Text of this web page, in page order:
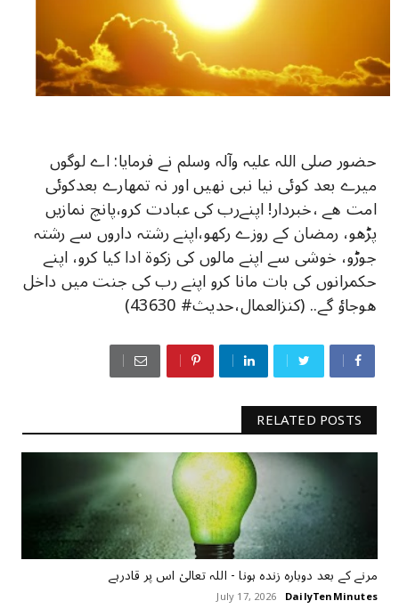
حضور‎ ‎صلی اللہ علیہ وآلہ وسلم نے فرمایا:‎ ‎اے لوگوں
میرے‎ ‎بعد کوئی نیا نبی نھیں اور نہ تمھارے‎ ‎بعدکوئی
امت ھے ،خبردار! اپنےرب کی عبادت کرو،پانچ نمازیں
پڑھو، رمضان کے روزے‎ ‎رکھو،اپنے رشتہ داروں سے رشتہ
جوڑو، خوشی سے‎ ‎اپنے مالوں کی‎ ‎زکوۃ ادا کیا‎ ‎کرو، اپنے
حکمرانوں کی بات مانا‎ ‎کرو اپنے‎ ‎رب کی جنت میں داخل
ھوجاؤ‎ ‎گے.. (کنزالعمال،حدیث# 43630)
RELATED POSTS
مرنے کے بعد دوبارہ زندہ ہونا - اللہ تعالیٰ اس پر قادرہے
DailyTenMinutes
July 17, 2026